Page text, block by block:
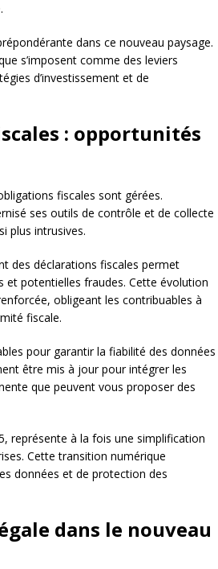
dans ce nouveau paysage.
s’imposent comme des leviers
d’investissement et de
: opportunités
fiscales sont gérées.
ses outils de contrôle et de collecte
plus intrusives.
des déclarations fiscales permet
et potentielles fraudes. Cette évolution
obligeant les contribuables à
fiscale.
pour garantir la fiabilité des données
être mis à jour pour intégrer les
que peuvent vous proposer des
représente à la fois une simplification
Cette transition numérique
données et de protection des
dans le nouveau